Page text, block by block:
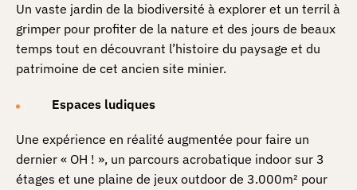
Un vaste jardin de la biodiversité à explorer et un terril à
grimper pour profiter de la nature et des jours de beaux
temps tout en découvrant l’histoire du paysage et du
patrimoine de cet ancien site minier.
Espaces ludiques
Une expérience en réalité augmentée pour faire un
dernier « OH ! », un parcours acrobatique indoor sur 3
étages et une plaine de jeux outdoor de 3.000m² pour